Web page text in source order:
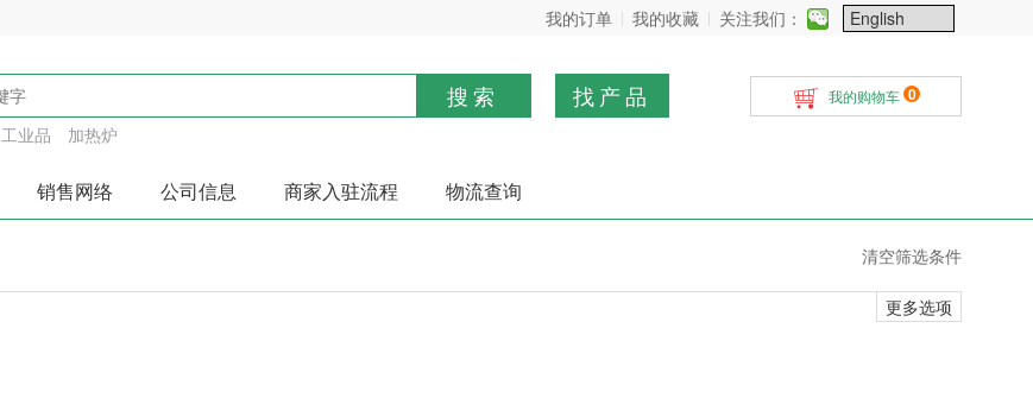
我的订单 我的收藏 关注我们：
搜索 找产品
工业品 加热炉
我的购物车 0
销售网络 公司信息 商家入驻流程 物流查询
清空筛选条件
更多选项